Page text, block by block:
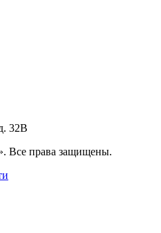
32В
права защищены.